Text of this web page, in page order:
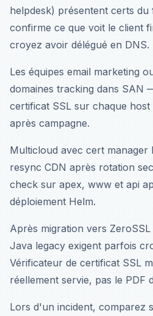
helpdesk) présentent certs
confirme ce que voit le client
croyez avoir délégué en DNS.
Les équipes email marketing
domaines tracking dans SAN
certificat SSL sur chaque
après campagne.
Multicloud avec cert manager
resync CDN après rotation
check sur apex, www et api
déploiement Helm.
Après migration vers
Java legacy exigent parfois
Vérificateur de certificat SSL
réellement servie, pas le PDF
Lors d'un incident, comparez